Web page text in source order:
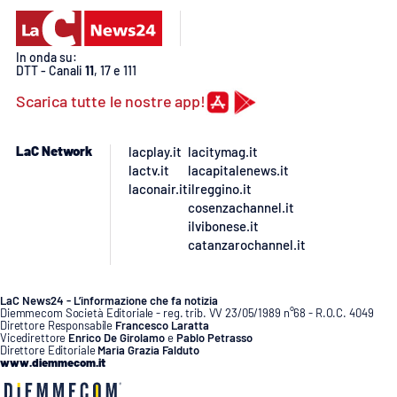
In onda su:
DTT - Canali 11, 17 e 111
Scarica tutte le nostre app!
LaC Network
lacplay.it
lactv.it
laconair.it
lacitymag.it
lacapitalenews.it
ilreggino.it
cosenzachannel.it
ilvibonese.it
catanzarochannel.it
LaC News24 - L’informazione che fa notizia
Diemmecom Società Editoriale - reg. trib. VV 23/05/1989 n°68 - R.O.C. 4049
Direttore Responsabile Francesco Laratta
Vicedirettore Enrico De GirolamoePablo Petrasso
Direttore Editoriale Maria Grazia Falduto
www.diemmecom.it